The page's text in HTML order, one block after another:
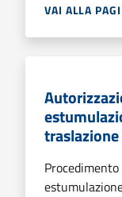
VAI ALLA
traslazione